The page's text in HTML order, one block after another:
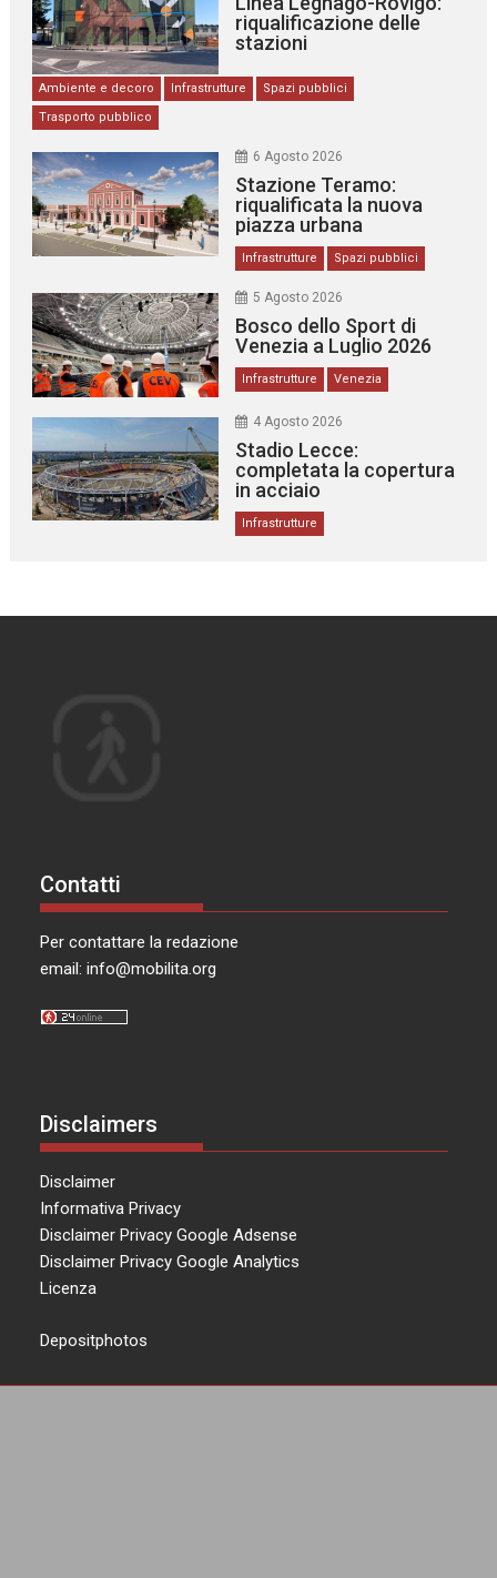
riqualificazione delle
stazioni
Ambiente e decoro Infrastrutture
Spazi pubblici
Trasporto pubblico
6 Agosto 2026
Stazione Teramo:
riqualificata la nuova
piazza urbana
Infrastrutture Spazi pubblici
5 Agosto 2026
Bosco dello Sport di
Venezia a Luglio 2026
Infrastrutture Venezia
4 Agosto 2026
Stadio Lecce:
completata la copertura
in acciaio
Infrastrutture
Contatti
Per contattare la redazione
email:info@mobilita.org
Disclaimers
Disclaimer
Informativa Privacy
Disclaimer Privacy Google Adsense
Disclaimer Privacy Google Analytics
Licenza
Depositphotos